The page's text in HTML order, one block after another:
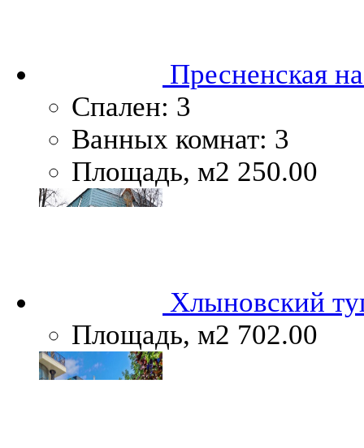
Пресненская
Спален: 3
Ванных комнат: 3
Площадь, м2 250.00
Хлыновский
Площадь, м2 702.00